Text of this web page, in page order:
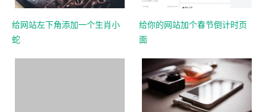
给网站左下角添加一个生肖小
蛇
给你的网站加个春节倒计时页
面